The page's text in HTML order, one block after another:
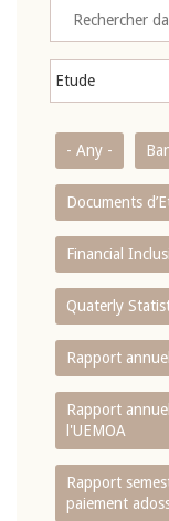
- Any -
Documents
Financial
Quaterly
Rapport
Rapport
l'UEMOA
Rapport
paiement